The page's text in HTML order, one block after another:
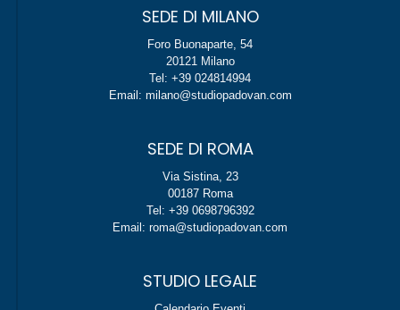
SEDE DI MILANO
Foro Buonaparte, 54
20121 Milano
Tel: +39 024814994
Email: milano@studiopadovan.com
SEDE DI ROMA
Via Sistina, 23
00187 Roma
Tel: +39 0698796392
Email: roma@studiopadovan.com
STUDIO LEGALE